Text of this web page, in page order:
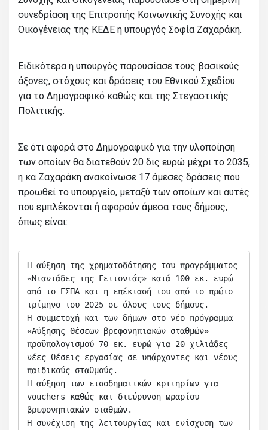
συνεδρίαση της Επιτροπής Κοινωνικής Συνοχής και
Οικογένειας της ΚΕΔΕ η υπουργός Σοφία Ζαχαράκη.
Ειδικότερα η υπουργός παρουσίασε τους βασικούς
άξονες, στόχους και δράσεις του Εθνικού Σχεδίου
για το Δημογραφικό καθώς και της Στεγαστικής
Πολιτικής.
Σε ότι αφορά στο Δημογραφικό για την υλοποίηση
των οποίων θα διατεθούν 20 δις ευρώ μέχρι το 2035,
η κα Ζαχαράκη ανακοίνωσε 17 άμεσες δράσεις που
προωθεί το υπουργείο, μεταξύ των οποίων και αυτές
που εμπλέκονται ή αφορούν άμεσα τους δήμους,
όπως είναι:
Η αύξηση της χρηματοδότησης του προγράμματος
«Νταντάδες της Γειτονιάς» κατά 100 εκ. ευρώ
από το ΕΣΠΑ και η επέκτασή του από το πρώτο
τρίμηνο του 2025 σε όλους τους δήμους.
Η συμμετοχή και των δήμων στο νέο πρόγραμμα
«Αύξησης Θέσεων βρεφονηπιακών σταθμών»
προϋπολογισμού 70 εκ. ευρώ για 20 χιλιάδες
νέες θέσεις εργασίας σε υπάρχοντες και νέους
παιδικούς σταθμούς.
Η αύξηση των εισοδηματικών κριτηρίων για
vouchers καθώς και διεύρυνση ωραρίου
βρεφονηπιακών σταθμών.
Η συνέχιση της λειτουργίας και ενίσχυση των